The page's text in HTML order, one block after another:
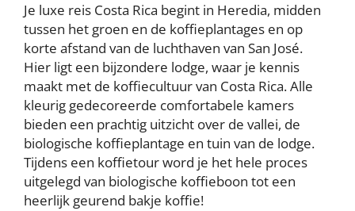
Je luxe reis Costa Rica begint in Heredia, midden
tussen het groen en de koffieplantages en op
korte afstand van de luchthaven van San José.
Hier ligt een bijzondere lodge, waar je kennis
maakt met de koffiecultuur van Costa Rica. Alle
kleurig gedecoreerde comfortabele kamers
bieden een prachtig uitzicht over de vallei, de
biologische koffieplantage en tuin van de lodge.
Tijdens een koffietour word je het hele proces
uitgelegd van biologische koffieboon tot een
heerlijk geurend bakje koffie!